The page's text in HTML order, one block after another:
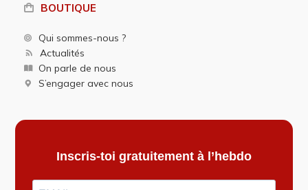
BOUTIQUE
Qui sommes-nous ?
Actualités
On parle de nous
S’engager avec nous